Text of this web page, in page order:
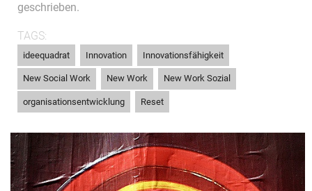
geschrieben.
TAGS:
ideequadrat Innovation Innovationsfähigkeit
New Social Work New Work New Work Sozial
organisationsentwicklung Reset